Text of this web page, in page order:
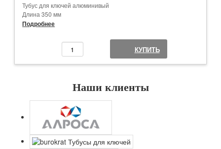
Тубус для ключей алюминивый
Длина 350 мм
Диаметр 40 мм
Есть отверстия для пломбы
Минимальный заказ от 1 шт
Подробнее
КУПИТЬ
Наши клиенты